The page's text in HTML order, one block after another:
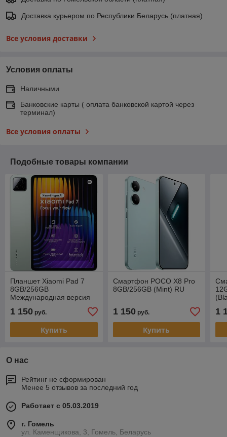
Доставка курьером по Республики Беларусь (платная)
Все условия доставки
Условия оплаты
Наличными
Банковские карты ( оплата банковской картой через
терминал)
Все условия оплаты
Подобные товары компании
Планшет Xiaomi Pad 7
8GB/256GB
Международная версия
1 150 руб.
Купить
Смартфон POCO X8 Pro
8GB/256GB (Mint) RU
1 150руб.
Купить
1
О нас
Рейтинг не сформирован
Менее 5 отзывов за последний год
Работает с 05.03.2019
г. Гомель
ул. Каменщикова, 3, Гомель, Беларусь